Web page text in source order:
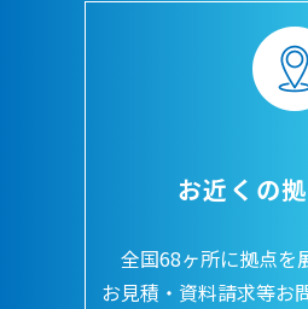
お近くの
全国68ヶ所に拠点を
お見積・資料請求等お